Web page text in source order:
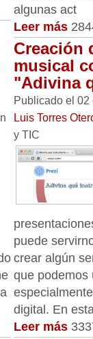
algunas act
Leer más
Creación
musical
"Adivina
Publicado el 02
Luis Torres
y TIC
puede
crear algún
que podemos
digital. En
Leer más